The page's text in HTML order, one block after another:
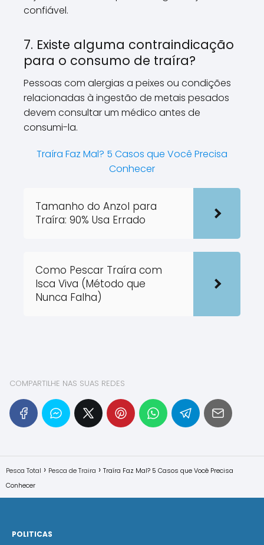
confiável.
7. Existe alguma contraindicação
para o consumo de traíra?
Pessoas com alergias a peixes ou condições
relacionadas à ingestão de metais pesados
devem consultar um médico antes de
consumi-la.
Traíra Faz Mal? 5 Casos que Você Precisa
Conhecer
Tamanho do Anzol para
Traíra: 90% Usa Errado
Como Pescar Traíra com
Isca Viva (Método que
Nunca Falha)
COMPARTILHE NAS SUAS REDES
Pesca Total Pesca de Traira
Traíra Faz Mal? 5 Casos que Você Precisa
Conhecer
POLITICAS